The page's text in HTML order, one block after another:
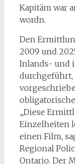
Kapitäm war
wordn.
Den
2009 und
Inlands- und
durchgeführt,
„Diese
Einzelheiten
einen Film,
Regional
Ontario. Der